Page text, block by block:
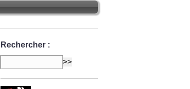
Rechercher :